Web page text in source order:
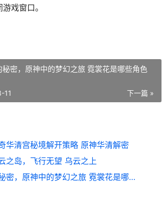
戏窗口。
秘密，原神中的梦幻之旅 霓裳花是哪些角色
下一篇 »
11
华清宫秘境解开策略 原神华清解密
之岛，飞行无望 乌云之上
霓裳花的秘密，原神中的梦幻之旅 霓裳花是哪些角色的材料